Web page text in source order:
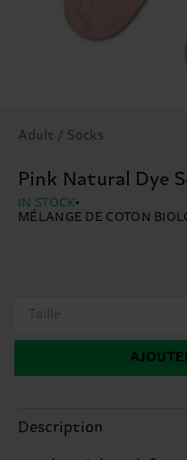
Adult / Socks
Pink Natural Dye
IN STOCK
MÉLANGE DE COTON
Taille
Description